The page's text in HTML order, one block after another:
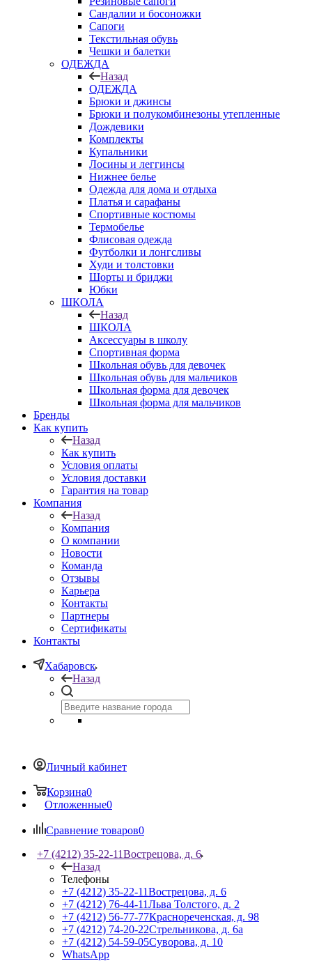
Сандалии и босоножки
Сапоги
Текстильная обувь
Чешки и балетки
ОДЕЖДА
Назад
ОДЕЖДА
Брюки и джинсы
Брюки и полукомбинезоны утепленные
Дождевики
Комплекты
Купальники
Лосины и леггинсы
Нижнее белье
Одежда для дома и отдыха
Платья и сарафаны
Спортивные костюмы
Термобелье
Флисовая одежда
Футболки и лонгсливы
Худи и толстовки
Шорты и бриджи
Юбки
ШКОЛА
Назад
ШКОЛА
Аксессуары в школу
Спортивная форма
Школьная обувь для девочек
Школьная обувь для мальчиков
Школьная форма для девочек
Школьная форма для мальчиков
Бренды
Как купить
Назад
Как купить
Условия оплаты
Условия доставки
Гарантия на товар
Компания
Назад
Компания
О компании
Новости
Команда
Отзывы
Карьера
Контакты
Партнеры
Сертификаты
Контакты
Хабаровск
Назад
Личный кабинет
Корзина0
Отложенные0
Сравнение товаров0
+7 (4212) 35-22-11Вострецова, д. 6
Назад
Телефоны
+7 (4212) 35-22-11Вострецова, д. 6
+7 (4212) 76-44-11Льва Толстого, д. 2
+7 (4212) 56-77-77Краснореченская, д. 98
+7 (4212) 74-20-22Стрельникова, д. 6а
+7 (4212) 54-59-05Суворова, д. 10
WhatsApp